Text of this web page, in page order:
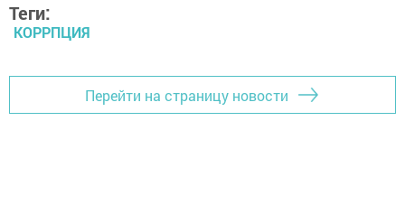
Теги:
КОРРПЦИЯ
Перейти на страницу новости